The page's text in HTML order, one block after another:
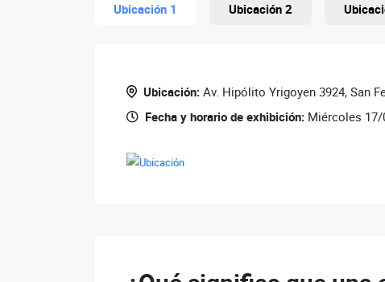
Ubicación 1 Ubicación 2
Ubicación: Av. Hipólito Yrigoyen 3924, San
Fecha y horario de exhibición: Miércoles 17/